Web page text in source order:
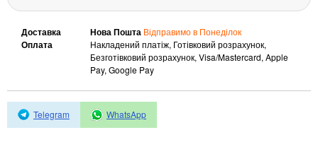
Відеоспостереження
IP-камери
Автономне живлення
Автоматичні вимикачі
Інвертори напруги
Акумулятори для ДБЖ
Доставка Нова Пошта Відправимо в Понеділок
Оплата
Накладений платіж, Готівковий розрахунок,
Безготівковий розрахунок, Visa/Mastercard, Apple
Pay, Google Pay
Telegram WhatsApp